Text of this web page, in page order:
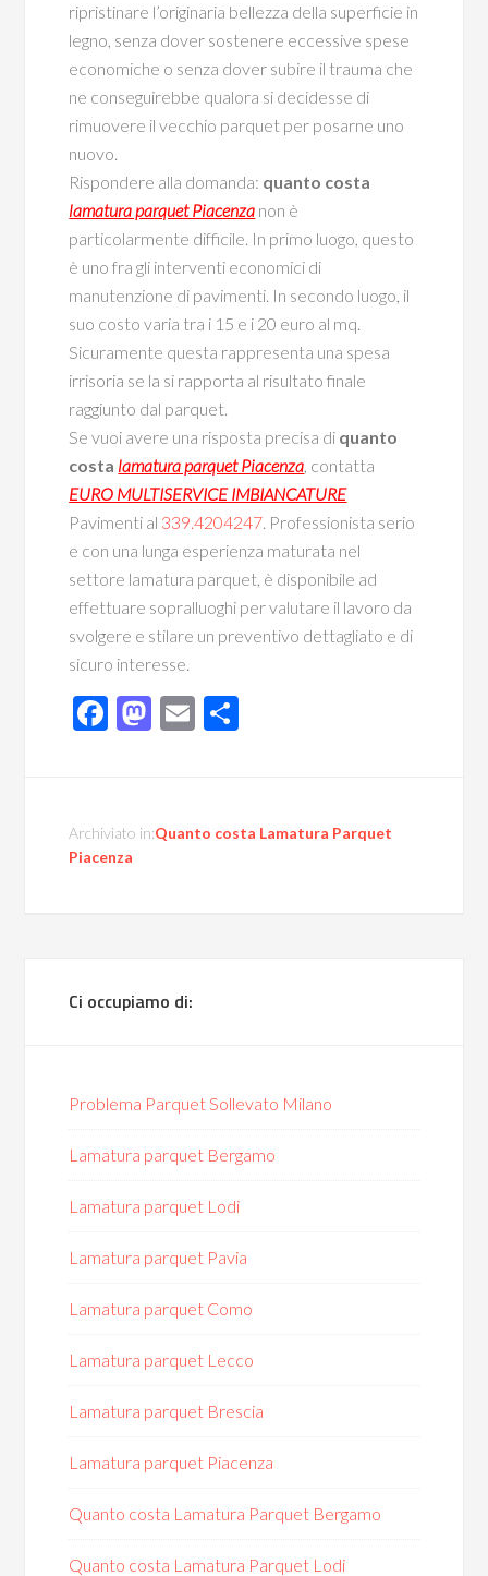
ripristinare l’originaria bellezza della superficie in
legno, senza dover sostenere eccessive spese
economiche o senza dover subire il trauma che
ne conseguirebbe qualora si decidesse di
rimuovere il vecchio parquet per posarne uno
nuovo.
Rispondere alla domanda: quanto costa
lamatura parquet Piacenza non è
particolarmente difficile. In primo luogo, questo
è uno fra gli interventi economici di
manutenzione di pavimenti. In secondo luogo, il
suo costo varia tra i 15 e i 20 euro al mq.
Sicuramente questa rappresenta una spesa
irrisoria se la si rapporta al risultato finale
raggiunto dal parquet.
Se vuoi avere una risposta precisa di quanto
costa lamatura parquet Piacenza, contatta
EURO MULTISERVICE IMBIANCATURE
Pavimenti al 339.4204247. Professionista serio
e con una lunga esperienza maturata nel
settore lamatura parquet, è disponibile ad
effettuare sopralluoghi per valutare il lavoro da
svolgere e stilare un preventivo dettagliato e di
sicuro interesse.
Facebook
Mastodon
Email
Archiviato in:Quanto costa Lamatura Parquet
Piacenza
Ci occupiamo di:
Problema Parquet Sollevato Milano
Lamatura parquet Bergamo
Lamatura parquet Lodi
Lamatura parquet Pavia
Lamatura parquet Como
Lamatura parquet Lecco
Lamatura parquet Brescia
Lamatura parquet Piacenza
Quanto costa Lamatura Parquet Bergamo
Quanto costa Lamatura Parquet Lodi